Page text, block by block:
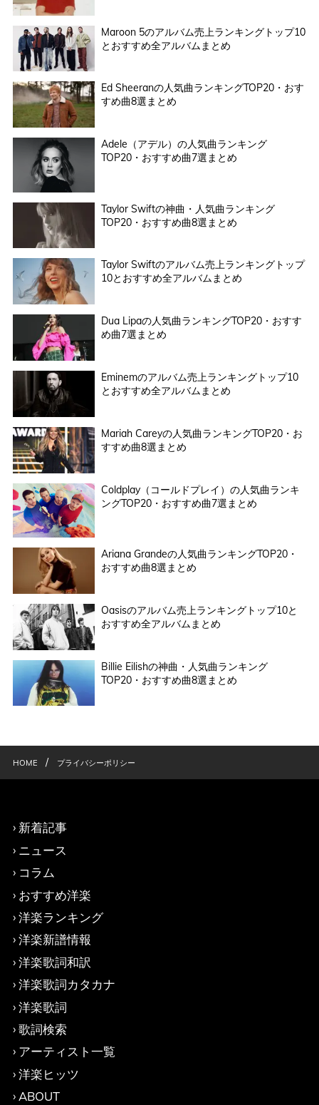
Maroon 5のアルバム売上ランキングトップ10
とおすすめ全アルバムまとめ
Ed Sheeranの人気曲ランキングTOP20・おす
すめ曲8選まとめ
Adele（アデル）の人気曲ランキング
TOP20・おすすめ曲7選まとめ
Taylor Swiftの神曲・人気曲ランキング
TOP20・おすすめ曲8選まとめ
Taylor Swiftのアルバム売上ランキングトップ
10とおすすめ全アルバムまとめ
Dua Lipaの人気曲ランキングTOP20・おすす
め曲7選まとめ
Eminemのアルバム売上ランキングトップ10
とおすすめ全アルバムまとめ
Mariah Careyの人気曲ランキングTOP20・お
すすめ曲8選まとめ
Coldplay（コールドプレイ）の人気曲ランキ
ングTOP20・おすすめ曲7選まとめ
Ariana Grandeの人気曲ランキングTOP20・
おすすめ曲8選まとめ
Oasisのアルバム売上ランキングトップ10と
おすすめ全アルバムまとめ
Billie Eilishの神曲・人気曲ランキング
TOP20・おすすめ曲8選まとめ
HOME / プライバシーポリシー
新着記事
ニュース
コラム
おすすめ洋楽
洋楽ランキング
洋楽新譜情報
洋楽歌詞和訳
洋楽歌詞カタカナ
洋楽歌詞
歌詞検索
アーティスト一覧
洋楽ヒッツ
ABOUT